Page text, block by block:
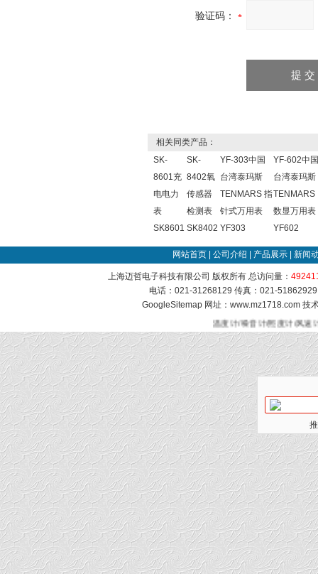
验证码：
相关同类产品：
SK-
8601充
电电力
表
SK8601
SK-
8402氧
传感器
检测表
SK8402
YF-303中国
台湾泰玛斯
TENMARS 指
针式万用表
YF303
YF-602中国
台湾泰玛斯
TENMARS
数显万用表
YF602
网站首页 公司介绍 产品展示 新闻
上海迈哲电子科技有限公司 版权所有 总访问量：
电话：021-31268129 传真：021-
GoogleSitemap网址：www.mz1718.com 技
温度计/噪音计/照度计/风速